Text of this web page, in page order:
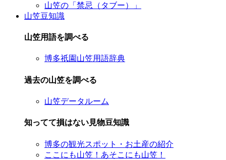
山笠の「禁忌（タブー）」
山笠豆知識
山笠用語を調べる
博多祇園山笠用語辞典
過去の山笠を調べる
山笠データルーム
知ってて損はない見物豆知識
博多の観光スポット・お土産の紹介
ここにも山笠！あそこにも山笠！